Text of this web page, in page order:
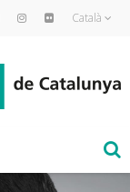
Català